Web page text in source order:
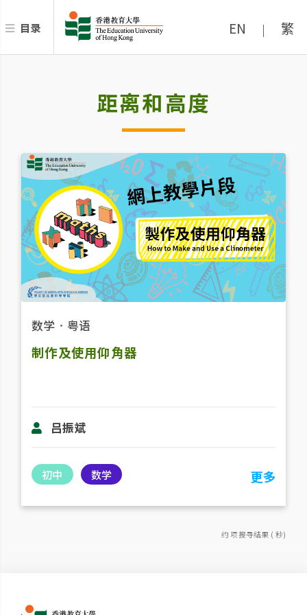
目录 EN | 繁
距离和高度
数学 ． 粤语
制作及使用仰角器
吕振斌
初中 数学 更多
约 项搜寻结果 ( 秒)